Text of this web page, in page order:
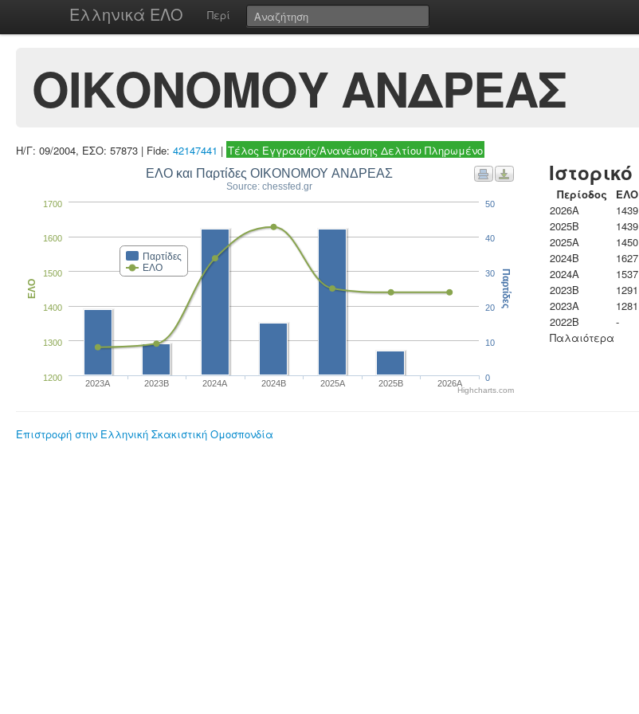
Ελληνικά ΕΛΟ Περί
ΟΙΚΟΝΟΜΟΥ ΑΝΔΡΕΑΣ
Η/Γ: 09/2004, ΕΣΟ: 57873 | Fide: 42147441 | Τέλος Εγγραφής/Ανανέωσης Δελτίου Πληρωμένο
ΕΛΟ και Παρτίδες ΟΙΚΟΝΟΜΟΥ ΑΝΔΡΕΑΣ
Source: chessfed.gr
Παρτίδες
ΕΛΟ
2023Α 2023B 2024A 2024B 2025A 2025B 2026A
1200
1300
1400
1500
1600
1700
ΕΛΟ
0
10
20
30
40
50
Παρτίδες
Highcharts.com
Ιστορικό
Περίοδος ΕΛΟ
2026A
1439
2025B
1439
2025A
1450
2024B
1627
2024A
1537
2023B
1291
2023Α
1281
2022B
-
Παλαιότερα
Επιστροφή στην Ελληνική Σκακιστική Ομοσπονδία